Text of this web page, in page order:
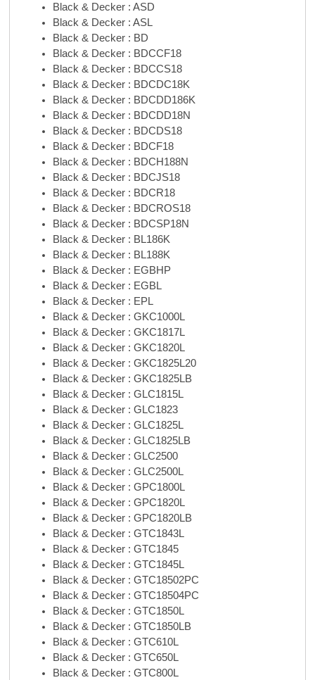
Black & Decker : ASD
Black & Decker : ASL
Black & Decker : BD
Black & Decker : BDCCF18
Black & Decker : BDCCS18
Black & Decker : BDCDC18K
Black & Decker : BDCDD186K
Black & Decker : BDCDD18N
Black & Decker : BDCDS18
Black & Decker : BDCF18
Black & Decker : BDCH188N
Black & Decker : BDCJS18
Black & Decker : BDCR18
Black & Decker : BDCROS18
Black & Decker : BDCSP18N
Black & Decker : BL186K
Black & Decker : BL188K
Black & Decker : EGBHP
Black & Decker : EGBL
Black & Decker : EPL
Black & Decker : GKC1000L
Black & Decker : GKC1817L
Black & Decker : GKC1820L
Black & Decker : GKC1825L20
Black & Decker : GKC1825LB
Black & Decker : GLC1815L
Black & Decker : GLC1823
Black & Decker : GLC1825L
Black & Decker : GLC1825LB
Black & Decker : GLC2500
Black & Decker : GLC2500L
Black & Decker : GPC1800L
Black & Decker : GPC1820L
Black & Decker : GPC1820LB
Black & Decker : GTC1843L
Black & Decker : GTC1845
Black & Decker : GTC1845L
Black & Decker : GTC18502PC
Black & Decker : GTC18504PC
Black & Decker : GTC1850L
Black & Decker : GTC1850LB
Black & Decker : GTC610L
Black & Decker : GTC650L
Black & Decker : GTC800L